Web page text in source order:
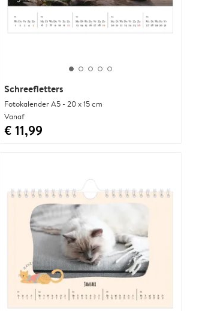
Schreefletters
Fotokalender A5 - 20 x 15 cm
Vanaf
€ 11,99